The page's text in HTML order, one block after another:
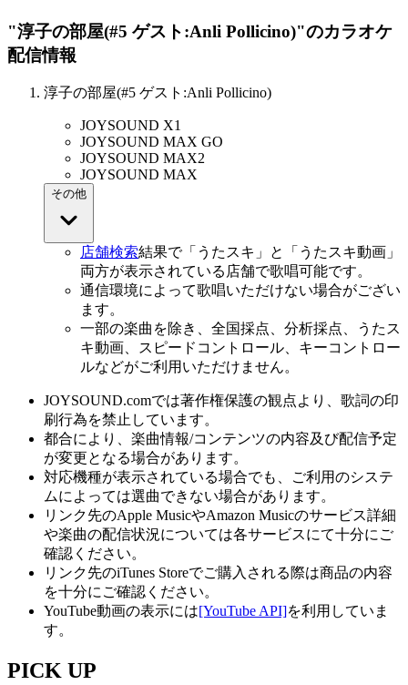
"淳子の部屋(#5 ゲスト:Anli Pollicino)"のカラオケ
配信情報
淳子の部屋(#5 ゲスト:Anli Pollicino)
JOYSOUND X1
JOYSOUND MAX GO
JOYSOUND MAX2
JOYSOUND MAX
その他
店舗検索結果で「うたスキ」と「うたスキ動画」
両方が表示されている店舗で歌唱可能です。
通信環境によって歌唱いただけない場合がござい
ます。
一部の楽曲を除き、全国採点、分析採点、うたス
キ動画、スピードコントロール、キーコントロー
ルなどがご利用いただけません。
JOYSOUND.comでは著作権保護の観点より、歌詞の印
刷行為を禁止しています。
都合により、楽曲情報/コンテンツの内容及び配信予定
が変更となる場合があります。
対応機種が表示されている場合でも、ご利用のシステ
ムによっては選曲できない場合があります。
リンク先のApple MusicやAmazon Musicのサービス詳細
や楽曲の配信状況については各サービスにて十分にご
確認ください。
リンク先のiTunes Storeでご購入される際は商品の内容
を十分にご確認ください。
YouTube動画の表示には[YouTube API]を利用していま
す。
PICK UP